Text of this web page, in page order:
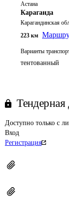
Астана
Караганда
Карагандинская
223 км
Варианты
тентованный
Тендерная
Доступно только с
Вход
Регистрация